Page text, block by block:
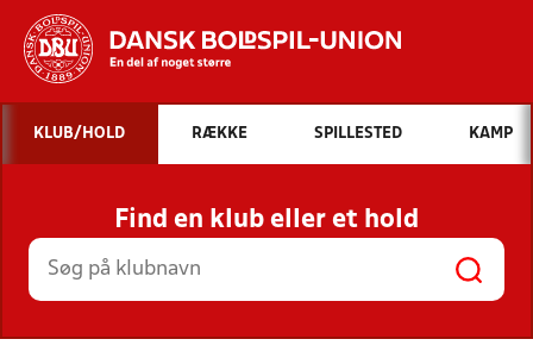
Hvad vil du søge efter?
INDHOLD OG NYHEDER
STILLINGER, RESULTATER, KLUBBER OG
HOLD
KLUB/HOLD RÆKKE SPILLESTED KAMP
Find en klub eller et hold